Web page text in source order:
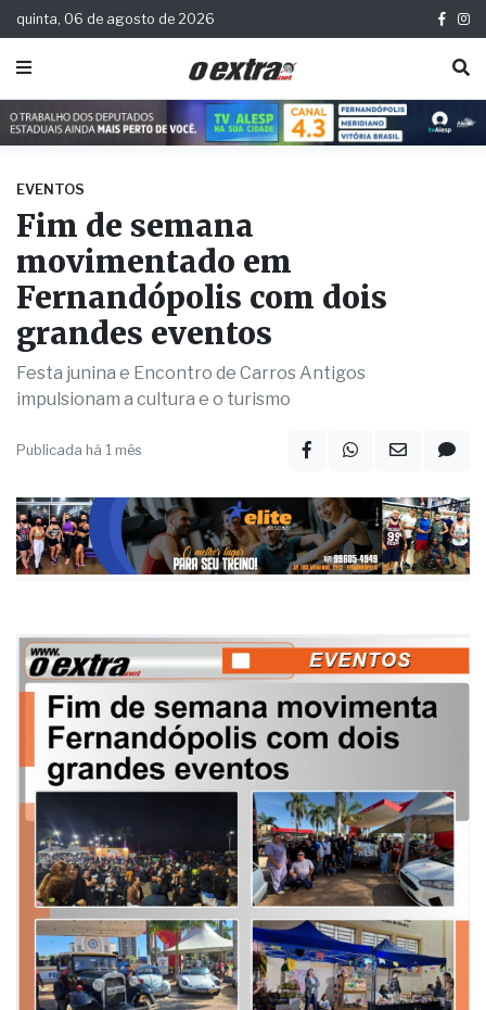
quinta, 06 de agosto de 2026
EVENTOS
Fim de semana
movimentado em
Fernandópolis com dois
grandes eventos
Festa junina e Encontro de Carros Antigos
Publicada há 1 mês